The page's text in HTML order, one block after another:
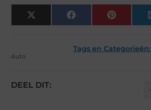
X
(Twitter)
Facebook Pinterest
Tags en Categorieën:
Auto
DEEL DIT: